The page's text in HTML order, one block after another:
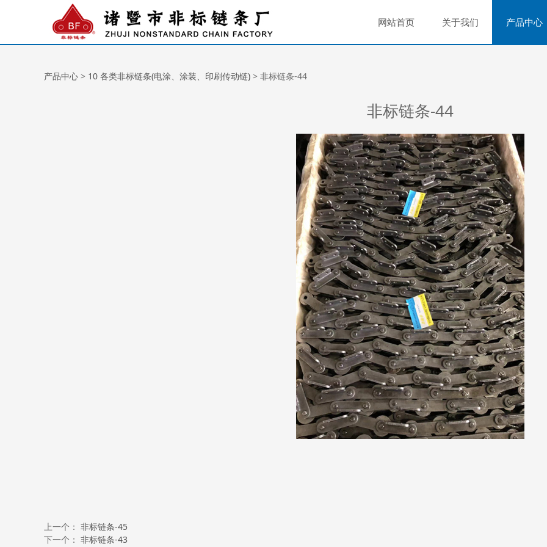
网站首页 关于我们 产品中心
非标链条-44
产品中心 > 10 各类非标链条(电涂、涂装、印刷传动链) > 非标链条-44
非标链条-44
上一个： 非标链条-45
下一个： 非标链条-43